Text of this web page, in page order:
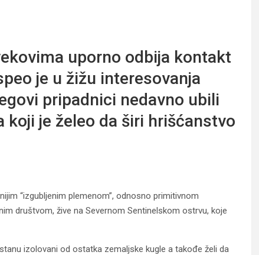
uporno odbija kontakt
je u žižu interesovanja
pripadnici nedavno ubili
koji je želeo da širi hrišćanstvo
“izgubljenim plemenom”, odnosno primitivnom
društvom, žive na Severnom Sentinelskom ostrvu, koje
izolovani od ostatka zemaljske kugle a takođe želi da